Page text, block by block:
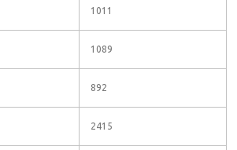
1011
1089
892
2415